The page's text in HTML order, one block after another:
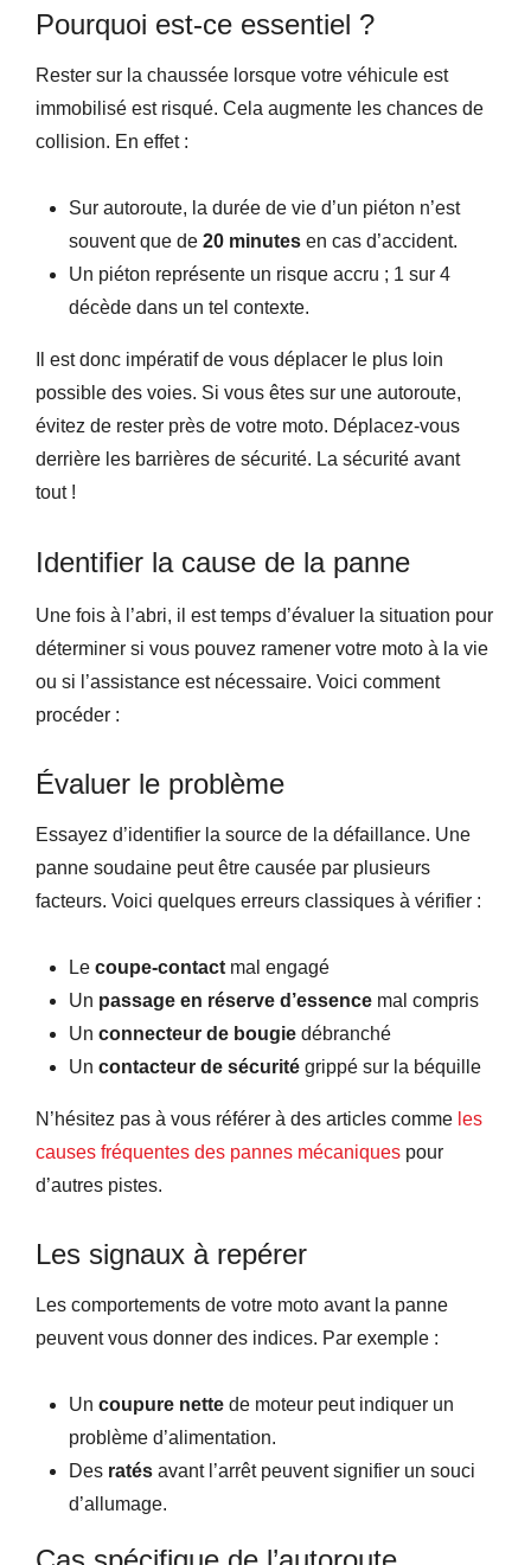
Pourquoi est-ce essentiel ?
Rester sur la chaussée lorsque votre véhicule est
immobilisé est risqué. Cela augmente les chances de
collision. En effet :
Sur autoroute, la durée de vie d’un piéton n’est
souvent que de 20 minutes en cas d’accident.
Un piéton représente un risque accru ; 1 sur 4
décède dans un tel contexte.
Il est donc impératif de vous déplacer le plus loin
possible des voies. Si vous êtes sur une autoroute,
évitez de rester près de votre moto. Déplacez-vous
derrière les barrières de sécurité. La sécurité avant
tout !
Identifier la cause de la panne
Une fois à l’abri, il est temps d’évaluer la situation pour
déterminer si vous pouvez ramener votre moto à la vie
ou si l’assistance est nécessaire. Voici comment
procéder :
Évaluer le problème
Essayez d’identifier la source de la défaillance. Une
panne soudaine peut être causée par plusieurs
facteurs. Voici quelques erreurs classiques à vérifier :
Le coupe-contact mal engagé
Un passage en réserve d’essence mal compris
Un connecteur de bougie débranché
Un contacteur de sécurité grippé sur la béquille
N’hésitez pas à vous référer à des articles comme les
causes fréquentes des pannes mécaniques pour
d’autres pistes.
Les signaux à repérer
Les comportements de votre moto avant la panne
peuvent vous donner des indices. Par exemple :
Un coupure nette de moteur peut indiquer un
problème d’alimentation.
Des ratés avant l’arrêt peuvent signifier un souci
d’allumage.